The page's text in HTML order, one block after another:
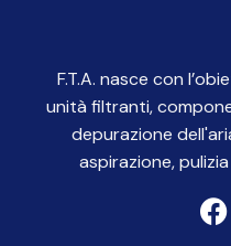
F.T.A. nasce con
unità filtranti,
depurazione
aspirazione,